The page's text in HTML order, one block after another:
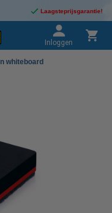
Laagsteprijsgarantie!
Inloggen
whiteboard